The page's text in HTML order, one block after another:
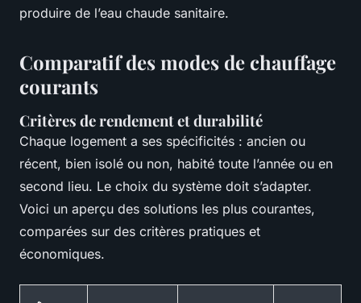
produire de l’eau chaude sanitaire.
Comparatif des modes de chauffage
courants
Critères de rendement et durabilité
Chaque logement a ses spécificités : ancien ou
récent, bien isolé ou non, habité toute l’année ou en
second lieu. Le choix du système doit s’adapter.
Voici un aperçu des solutions les plus courantes,
comparées sur des critères pratiques et
économiques.